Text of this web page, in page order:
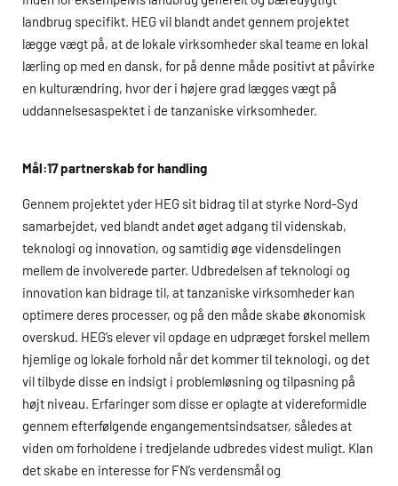
landbrug specifikt. HEGvil blandt andet gennem projektet
lægge vægt på, at de lokale virksomheder skal teame en lokal
lærling op med en dansk, for på denne måde positivt at påvirke
en kulturændring, hvor der i højere grad lægges vægt på
uddannelsesaspektet i de tanzaniske virksomheder.
Mål:17 partnerskab for handling
Gennem projektet yderHEG sit bidrag til at styrke Nord-Syd
samarbejdet, ved blandt andet øget adgang til videnskab,
teknologi og innovation, og samtidig øge vidensdelingen
mellem de involverede parter. Udbredelsen af teknologi og
innovation kan bidrage til, at tanzaniske virksomheder kan
optimere deres processer, og på den måde skabe økonomisk
overskud. HEG’s elever vil opdage en udpræget forskel mellem
hjemlige og lokale forhold når det kommer til teknologi, og det
vil tilbyde disse en indsigt i problemløsning og tilpasning på
højt niveau. Erfaringer som disse er oplagte at videreformidle
gennem efterfølgende engangementsindsatser, således at
viden om forholdene i tredjelande udbredes videst muligt. Klan
det skabe en interesse for FN’s verdensmål og